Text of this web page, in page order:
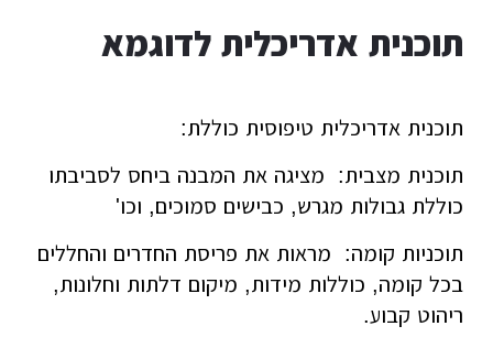
תוכנית אדריכלית לדוגמא
תוכנית אדריכלית טיפוסית כוללת:
תוכנית מצבית: מציגה את המבנה ביחס לסביבתו
כוללת גבולות מגרש, כבישים סמוכים, וכו'
תוכניות קומה: מראות את פריסת החדרים והחללים
בכל קומה, כוללות מידות, מיקום דלתות וחלונות,
ריהוט קבוע.